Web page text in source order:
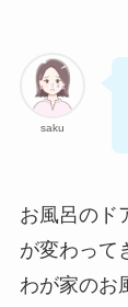
saku
お風呂のド
が変わって
わが家のお